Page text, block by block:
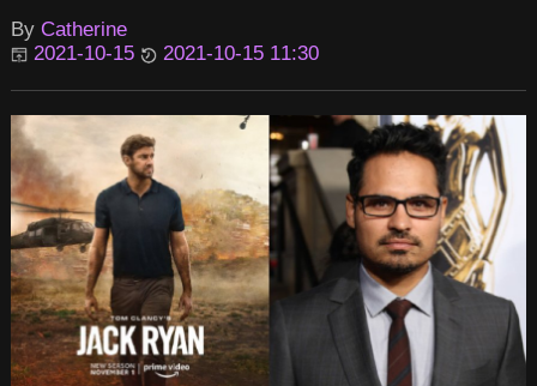
By Catherine
2021-10-15
2021-10-15 11:30